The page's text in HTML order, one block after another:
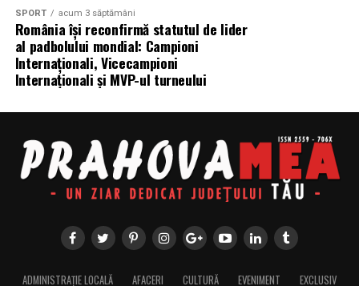
SPORT acum 3 săptămâni
România își reconfirmă statutul de lider
al padbolului mondial: Campioni
Internaționali, Vicecampioni
Internaționali și MVP-ul turneului
ADMINISTRAȚIE LOCALĂ AFACERI CULTURĂ EVENIMENT EXCLUSIV